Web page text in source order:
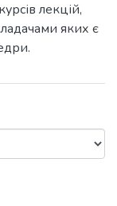
лекцій,
яких є